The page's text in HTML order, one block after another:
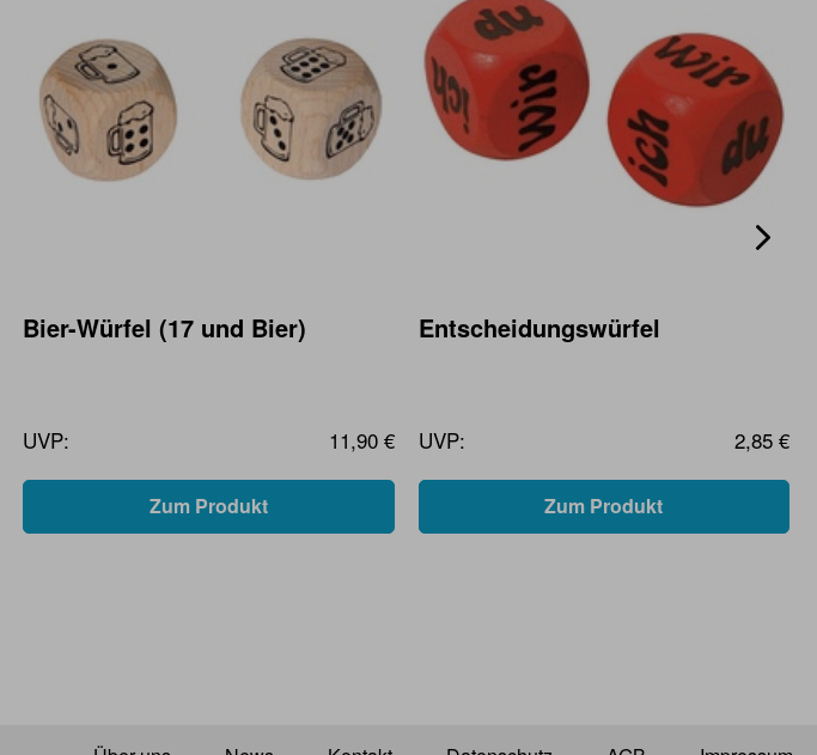
Bier-Würfel (17 und Bier)
UVP: 11,90 €
Zum Produkt
Entscheidungswürfel
UVP: 2,85 €
Zum Produkt